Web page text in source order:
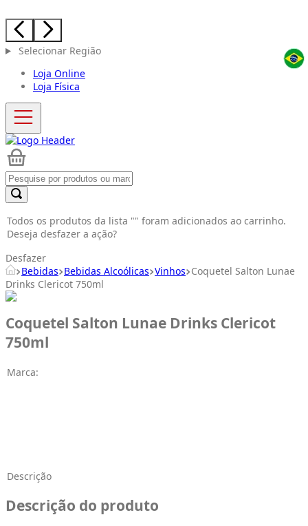
Selecionar Região
Loja Online
Loja Física
Todos os produtos da lista "" foram adicionados ao carrinho.
Deseja desfazer a ação?
Desfazer
Bebidas Bebidas Alcoólicas Vinhos Coquetel Salton Lunae
Drinks Clericot 750ml
Coquetel Salton Lunae Drinks Clericot
750ml
Marca:
Descrição
Descrição do produto